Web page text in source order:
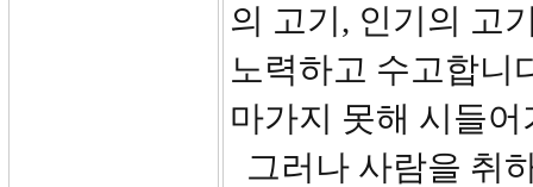
의 고기, 인기의 고
노력하고 수고합니
마가지 못해 시들
그러나 사람을 취